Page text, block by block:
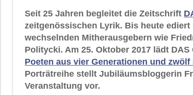
Seit 25 Jahren begleitet die Zeitschrift
zeitgenössischen Lyrik. Bis heute
wechselnden Mitherausgebern wie
Politycki. Am 25. Oktober 2017 lädt
Poeten aus vier Generationen und zwölf
Porträtreihe stellt Jubiläumsbloggerin
Veranstaltung vor.